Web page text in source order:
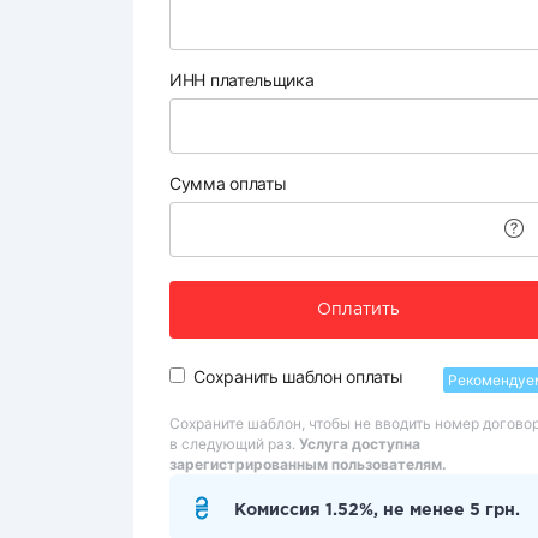
ИНН плательщика
Сумма оплаты
Оплатить
Сохранить шаблон оплаты
Сохраните шаблон, чтобы не вводить номер
в следующий раз. Услуга доступна
зарегистрированным пользователям.
Комиссия 1.52%, не менее 5 грн.